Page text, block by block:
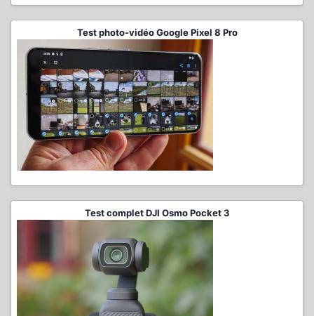
Test photo-vidéo Google Pixel 8 Pro
Test complet DJI Osmo Pocket 3